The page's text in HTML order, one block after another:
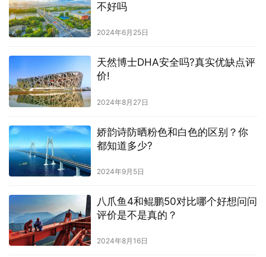
不好吗
2024年6月25日
天然博士DHA安全吗?真实优缺点评
价!
2024年8月27日
娇韵诗防晒粉色和白色的区别？你
都知道多少?
2024年9月5日
八爪鱼4和鲲鹏50对比哪个好想问问
评价是不是真的？
2024年8月16日